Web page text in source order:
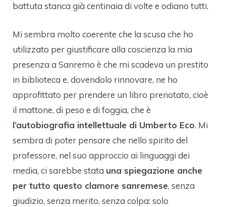
battuta stanca già centinaia di volte e odiano tutti.
Mi sembra molto coerente che la scusa che ho
utilizzato per giustificare alla coscienza la mia
presenza a Sanremo è che mi scadeva un prestito
in biblioteca e, dovendolo rinnovare, ne ho
approfittato per prendere un libro prenotato, cioè
il mattone, di peso e di foggia, che è
l’autobiografia intellettuale di Umberto Eco. Mi
sembra di poter pensare che nello spirito del
professore, nel suo approccio ai linguaggi dei
media, ci sarebbe stata una spiegazione anche
per tutto questo clamore sanremese, senza
giudizio, senza merito, senza colpa: solo